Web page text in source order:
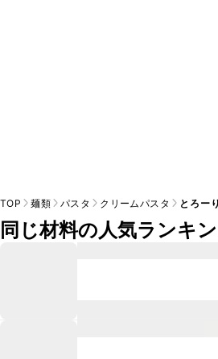
TOP 麺類 パスタ クリームパスタ とろー
同じ材料の人気ランキ